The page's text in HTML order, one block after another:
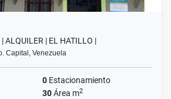
ALQUILER | EL HATILLO |
Capital, Venezuela
0 Estacionamiento
30Área m2